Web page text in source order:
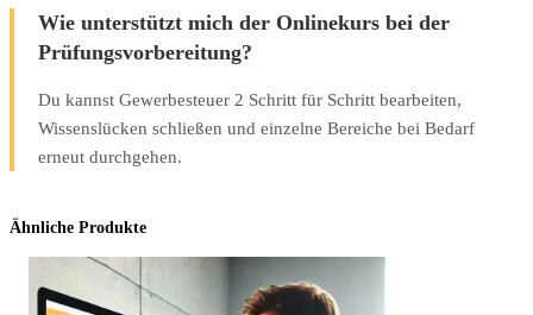
Wie unterstützt mich der Onlinekurs bei der
Prüfungsvorbereitung?
Du kannst Gewerbesteuer 2 Schritt für Schritt bearbeiten,
Wissenslücken schließen und einzelne Bereiche bei Bedarf
erneut durchgehen.
Ähnliche Produkte